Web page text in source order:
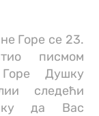
Горе се 23.
писмом
Душку
следећи
да Вас